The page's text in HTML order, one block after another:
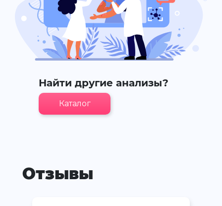
Найти другие анализы?
Каталог
Отзывы